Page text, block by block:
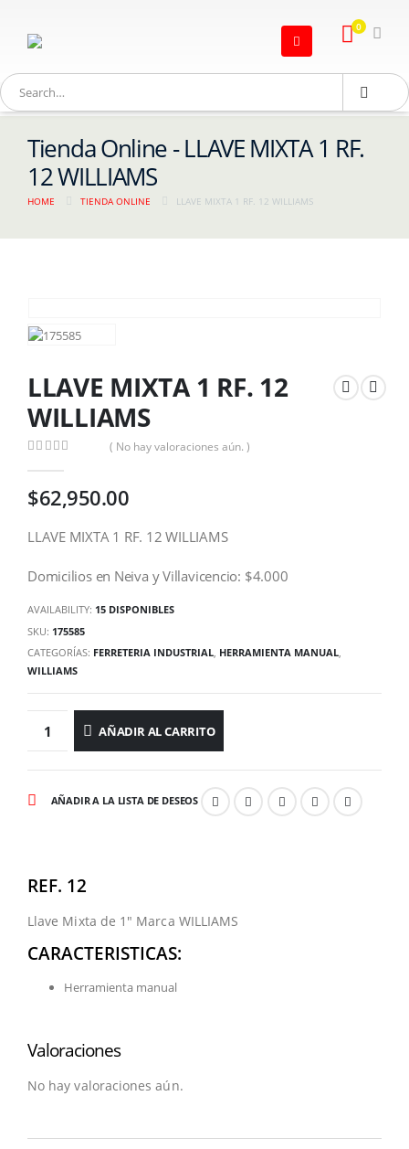
0
Tienda Online - LLAVE MIXTA 1 RF.
12 WILLIAMS
HOME TIENDA ONLINE LLAVE MIXTA 1 RF. 12 WILLIAMS
LLAVE MIXTA 1 RF. 12
WILLIAMS
( No hay valoraciones aún. )
$62,950.00
LLAVE MIXTA 1 RF. 12 WILLIAMS
Domicilios en Neiva y Villavicencio: $4.000
AVAILABILITY: 15 DISPONIBLES
SKU: 175585
CATEGORÍAS: FERRETERIA INDUSTRIAL, HERRAMIENTA MANUAL,
WILLIAMS
AÑADIR AL CARRITO
AÑADIR A LA LISTA DE DESEOS
REF. 12
Llave Mixta de 1″ Marca WILLIAMS
CARACTERISTICAS:
Herramienta manual
Valoraciones
No hay valoraciones aún.